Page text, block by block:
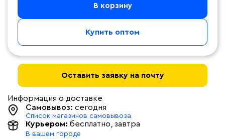
В корзину
Купить оптом
Оставить заявку на почту
Информация о доставке
Самовывоз: сегодня
Список магазинов самовывоза
Курьером: бесплатно , завтра
В вашем городе